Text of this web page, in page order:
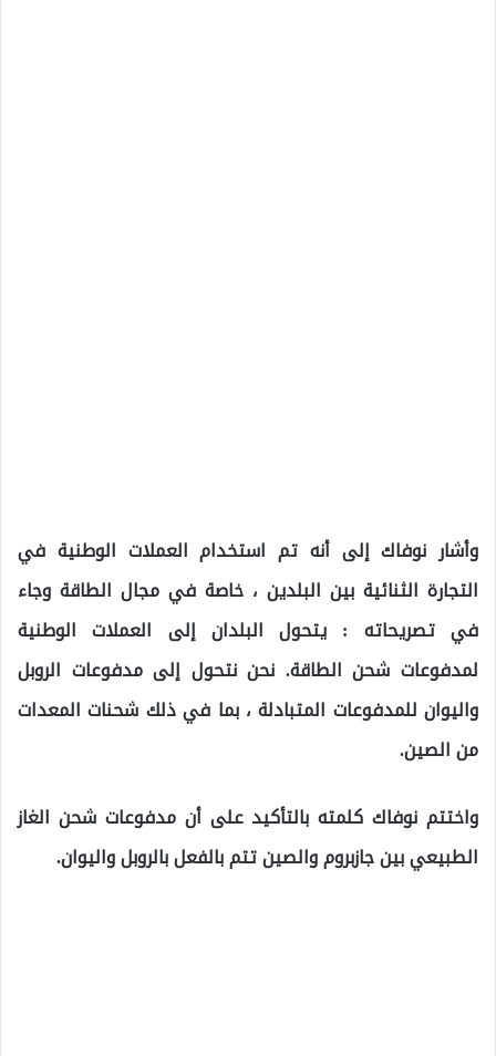
وأشار نوفاك إلى أنه تم استخدام العملات الوطنية في
التجارة الثنائية بين البلدين ، خاصة في مجال الطاقة وجاء
في تصريحاته : يتحول البلدان إلى العملات الوطنية
لمدفوعات شحن الطاقة. نحن نتحول إلى مدفوعات الروبل
واليوان للمدفوعات المتبادلة ، بما في ذلك شحنات المعدات
من الصين.
واختتم نوفاك كلمته بالتأكيد على أن مدفوعات شحن الغاز
الطبيعي بين جازبروم والصين تتم بالفعل بالروبل واليوان.